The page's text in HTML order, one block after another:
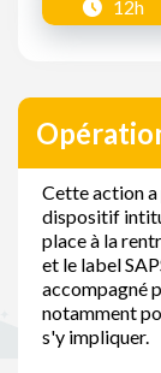
12h
Cette action
dispositif
place à la
et le label
accompagné
notamment
s'y impliquer.